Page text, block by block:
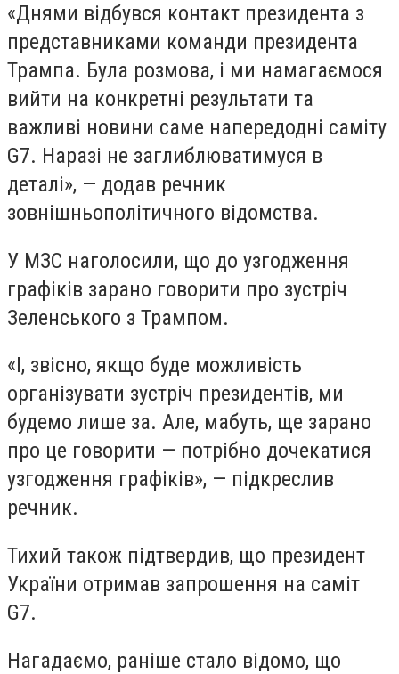
«Днями відбувся контакт президента з
представниками команди президента
Трампа. Була розмова, і ми намагаємося
вийти на конкретні результати та
важливі новини саме напередодні саміту
G7. Наразі не заглиблюватимуся в
деталі», — додав речник
зовнішньополітичного відомства.
У МЗС наголосили, що до узгодження
графіків зарано говорити про зустріч
Зеленського з Трампом.
«І, звісно, якщо буде можливість
організувати зустріч президентів, ми
будемо лише за. Але, мабуть, ще зарано
про це говорити — потрібно дочекатися
узгодження графіків», — підкреслив
речник.
Тихий також підтвердив, що президент
України отримав запрошення на саміт
G7.
Нагадаємо, раніше стало відомо, що